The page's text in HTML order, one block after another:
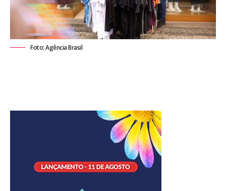
Foto: Agência Brasil